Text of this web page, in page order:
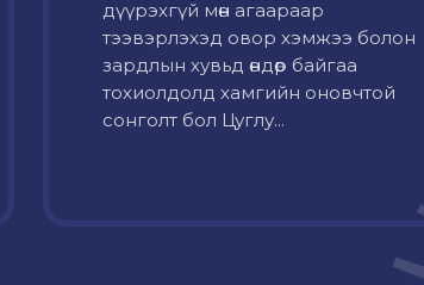
дүүрэхгүй мөн агаараар
тээвэрлэхэд овор хэмжээ болон
зардлын хувьд өндөр байгаа
тохиолдолд хамгийн оновчтой
сонголт бол Цуглу...